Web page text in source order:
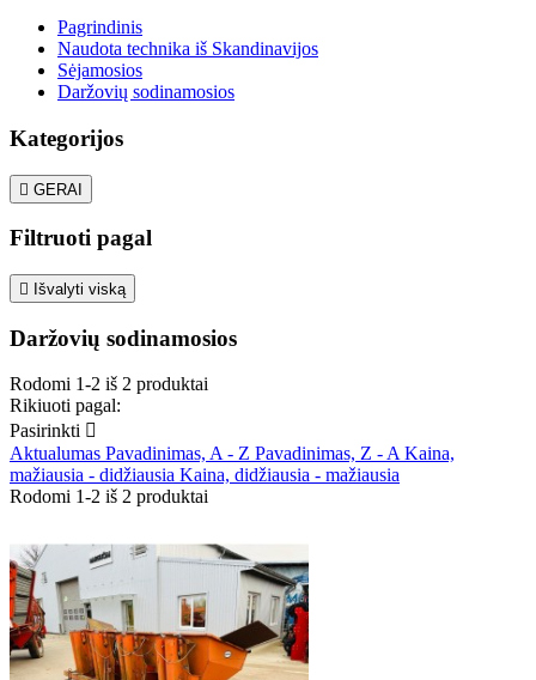
Pagrindinis
Naudota technika iš Skandinavijos
Sėjamosios
Daržovių sodinamosios
Kategorijos
 GERAI
Filtruoti pagal
 Išvalyti viską
Daržovių sodinamosios
Rodomi 1-2 iš 2 produktai
Rikiuoti pagal:
Pasirinkti 
Aktualumas Pavadinimas, A - Z Pavadinimas, Z - A Kaina,
mažiausia - didžiausia Kaina, didžiausia - mažiausia
Rodomi 1-2 iš 2 produktai